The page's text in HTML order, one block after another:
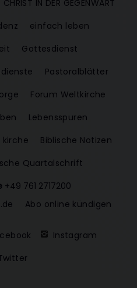
CHRIST IN DER GEGENWART
einfach leben
Gottesdienst
Pastoralblätter
Forum Weltkirche
Lebensspuren
Biblische Notizen
Quartalschrift
+49 761 2717200
Abo online kündigen
Instagram